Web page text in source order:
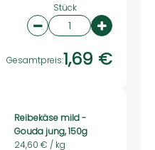
Stück
Artikelanzahl
Gesamtpreis:1,69 €
Reibekäse mild -
Gouda jung, 150g
24,60 € / kg